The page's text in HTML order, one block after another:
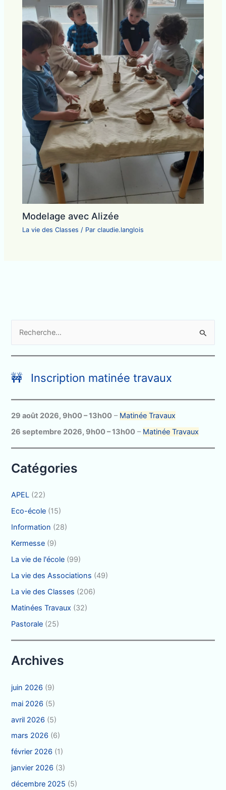
Modelage avec Alizée
La vie des Classes / Parclaudie.langlois
c
h
e
r
c
h
🚧 Inscription matinée travaux
29 août 2026, 9h00–13h00 – Matinée Travaux
26 septembre 2026, 9h00–13h00 – Matinée Travaux
Catégories
APEL (22)
Eco-école (15)
Information (28)
Kermesse (9)
La vie de l'école (99)
La vie des Associations (49)
La vie des Classes (206)
Matinées Travaux (32)
Pastorale (25)
Archives
juin 2026 (9)
mai 2026 (5)
avril 2026 (5)
mars 2026 (6)
février 2026 (1)
janvier 2026 (3)
décembre 2025 (5)